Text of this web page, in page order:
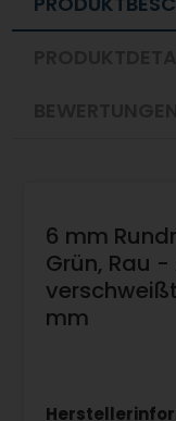
6 mm
Grün, Rau
mm